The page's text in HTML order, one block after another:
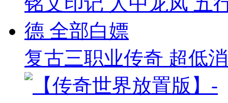
复古三职业传奇 超低